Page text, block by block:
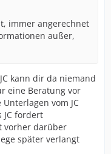
immer angerechnet
außer,
kann dir da niemand
eine Beratung vor
vom JC
JC fordert
vorher darüber
später verlangt